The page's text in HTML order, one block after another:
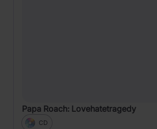
Papa Roach: Lovehatetragedy
CD